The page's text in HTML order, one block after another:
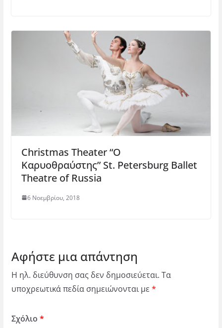
Christmas Theater “Ο
Καρυοθραύστης” St. Petersburg Ballet
Theatre of Russia
6 Νοεμβρίου, 2018
Αφήστε μια απάντηση
Η ηλ. διεύθυνση σας δεν δημοσιεύεται. Τα
υποχρεωτικά πεδία σημειώνονται με *
Σχόλιο *